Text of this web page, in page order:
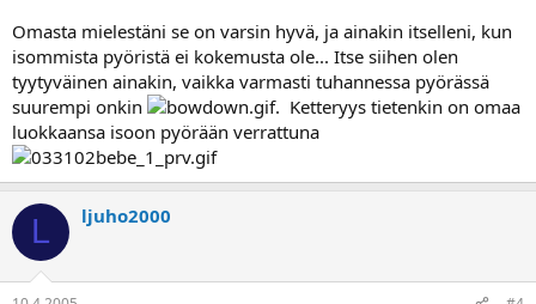
Omasta mielestäni se on varsin hyvä, ja ainakin itselleni, kun
isommista pyöristä ei kokemusta ole... Itse siihen olen
tyytyväinen ainakin, vaikka varmasti tuhannessa pyörässä
suurempi onkin
. Ketteryys tietenkin on omaa
luokkaansa isoon pyörään verrattuna
L ljuho2000